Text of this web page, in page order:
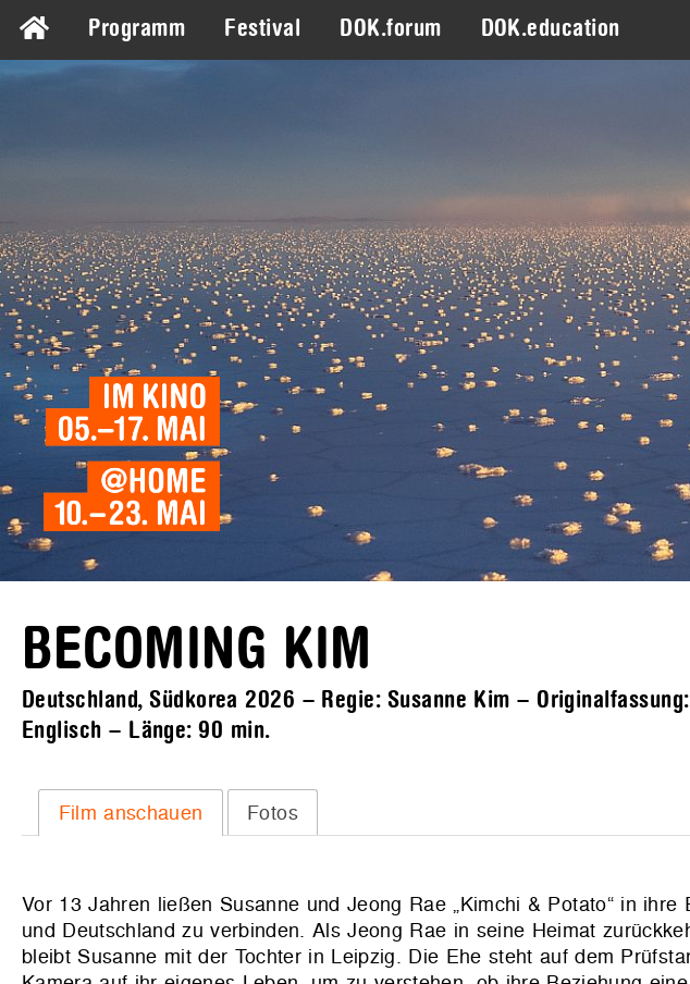
Programm Festival DOK.forum DOK.education
BECOMING KIM
Deutschland, Südkorea 2026 – Regie: Susanne Kim –
Englisch – Länge:90 min.
Film anschauen Fotos
Vor 13 Jahren ließen Susanne und Jeong Rae „Kimchi & Potato“ in
und Deutschland zu verbinden. Als Jeong Rae in seine Heimat
bleibt Susanne mit der Tochter in Leipzig. Die Ehe steht auf dem